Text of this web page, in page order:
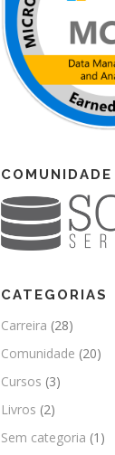
COMUNIDADE
CATEGORIAS
Carreira (28)
Comunidade (20)
Cursos (3)
Livros (2)
Sem categoria (1)